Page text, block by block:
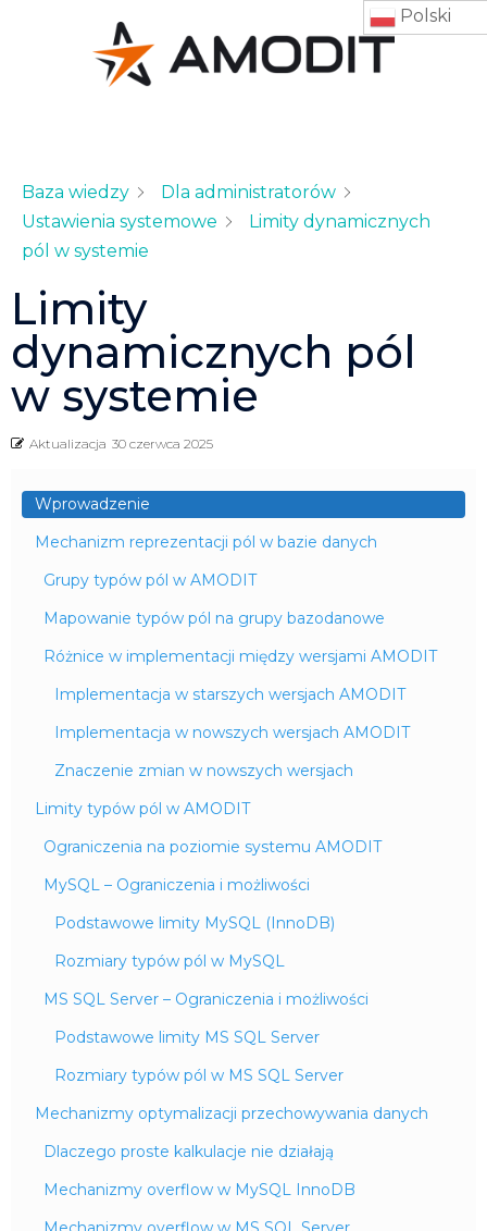
Baza wiedzy
Dla administratorów
Ustawienia systemowe
Limity dynamicznych
pól w systemie
Limity
dynamicznych pól
w systemie
Aktualizacja 30 czerwca 2025
Wprowadzenie
Mechanizm reprezentacji pól w bazie danych
Grupy typów pól w AMODIT
Mapowanie typów pól na grupy bazodanowe
Różnice w implementacji między wersjami AMODIT
Implementacja w starszych wersjach AMODIT
Implementacja w nowszych wersjach AMODIT
Znaczenie zmian w nowszych wersjach
Limity typów pól w AMODIT
Ograniczenia na poziomie systemu AMODIT
MySQL – Ograniczenia i możliwości
Podstawowe limity MySQL (InnoDB)
Rozmiary typów pól w MySQL
MS SQL Server – Ograniczenia i możliwości
Podstawowe limity MS SQL Server
Rozmiary typów pól w MS SQL Server
Mechanizmy optymalizacji przechowywania danych
Dlaczego proste kalkulacje nie działają
Mechanizmy overflow w MySQL InnoDB
Polski